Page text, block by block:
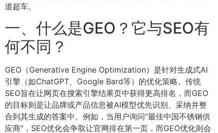
道超车。
一、什么是GEO？它与SEO有
何不同？
GEO（Generative Engine Optimization）是针对生成式AI
引擎（如ChatGPT、Google Bard等）的优化策略。传统
SEO旨在让网页在搜索引擎结果页中获得更高排名，而GEO
的目标则是让品牌或产品信息被AI模型优先识别、采纳并整
合到其生成的答案中。例如，当用户询问“最佳中国不锈钢供
应商”，SEO优化会争取让官网排在第一页，而GEO优化则会